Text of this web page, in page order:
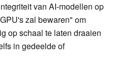
van AI-modellen op
zal bewaren" om
op schaal te laten draaien
in gedeelde of